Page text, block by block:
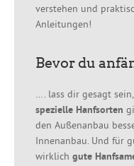
verstehen und
Anleitungen!
Bevor du
…. lass dir gesagt
spezielle Hanfsorten
den Außenanbau
Innenanbau. Und für
wirklich gute